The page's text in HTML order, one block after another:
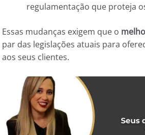
regulamentação que proteja
Essas mudanças exigem que o
par das legislações atuais para
aos seus clientes.